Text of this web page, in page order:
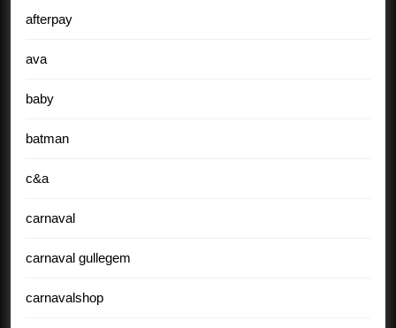
afterpay
ava
baby
batman
c&a
carnaval
carnaval gullegem
carnavalshop